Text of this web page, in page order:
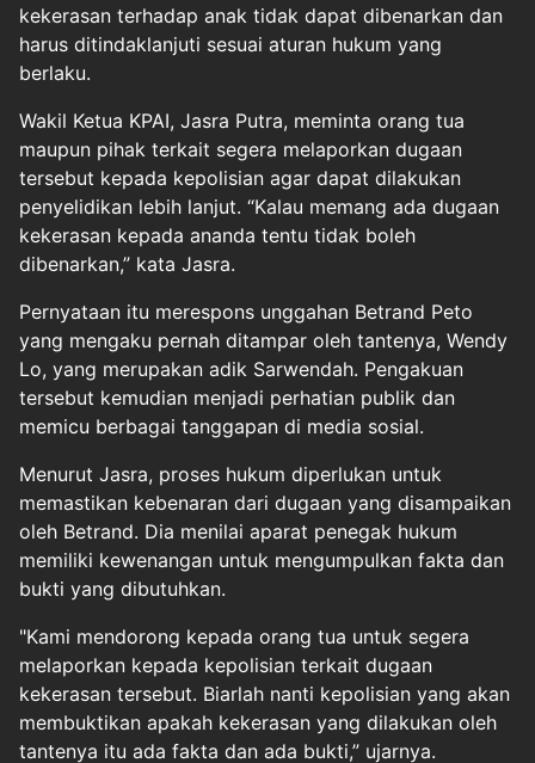
kekerasan terhadap anak tidak dapat dibenarkan dan
harus ditindaklanjuti sesuai aturan hukum yang
berlaku.
Wakil Ketua KPAI, Jasra Putra, meminta orang tua
maupun pihak terkait segera melaporkan dugaan
tersebut kepada kepolisian agar dapat dilakukan
penyelidikan lebih lanjut. “Kalau memang ada dugaan
kekerasan kepada ananda tentu tidak boleh
dibenarkan,” kata Jasra.
Pernyataan itu merespons unggahan Betrand Peto
yang mengaku pernah ditampar oleh tantenya, Wendy
Lo, yang merupakan adik Sarwendah. Pengakuan
tersebut kemudian menjadi perhatian publik dan
memicu berbagai tanggapan di media sosial.
Menurut Jasra, proses hukum diperlukan untuk
memastikan kebenaran dari dugaan yang disampaikan
oleh Betrand. Dia menilai aparat penegak hukum
memiliki kewenangan untuk mengumpulkan fakta dan
bukti yang dibutuhkan.
"Kami mendorong kepada orang tua untuk segera
melaporkan kepada kepolisian terkait dugaan
kekerasan tersebut. Biarlah nanti kepolisian yang akan
membuktikan apakah kekerasan yang dilakukan oleh
tantenya itu ada fakta dan ada bukti,” ujarnya.